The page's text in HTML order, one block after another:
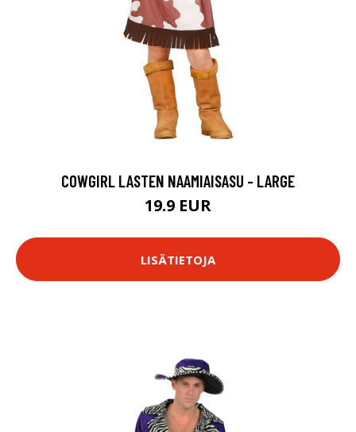
COWGIRL LASTEN NAAMIAISASU - LARGE
19.9 EUR
LISÄTIETOJA